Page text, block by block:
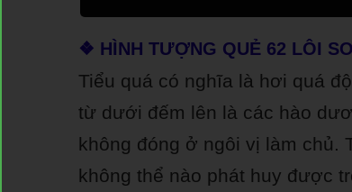
❖ HÌNH TƯỢNG QUẺ 62 LÔI
Tiểu quá có nghĩa là hơi quá
từ dưới đếm lên là các hào
không đóng ở ngôi vị làm chủ.
không thể nào phát huy được